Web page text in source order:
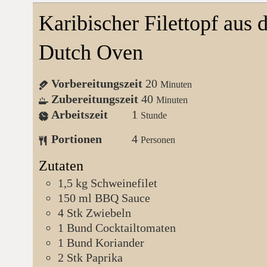
Karibischer Filettopf aus
Dutch Oven
Vorbereitungszeit 20 Minuten
Zubereitungszeit 40 Minuten
Arbeitszeit 1 Stunde
Portionen 4 Personen
Zutaten
1,5 kg Schweinefilet
150 ml BBQ Sauce
4 Stk Zwiebeln
1 Bund Cocktailtomaten
1 Bund Koriander
2 Stk Paprika